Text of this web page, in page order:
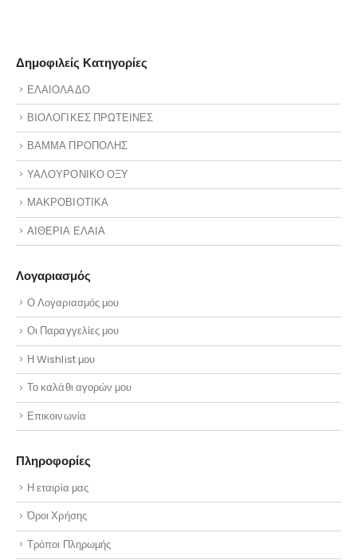
Δημοφιλείς Κατηγορίες
ΕΛΑΙΟΛΑΔΟ
ΒΙΟΛΟΓΙΚΕΣ ΠΡΩΤΕΙΝΕΣ
ΒΑΜΜΑ ΠΡΟΠΟΛΗΣ
ΥΑΛΟΥΡΟΝΙΚΟ ΟΞΥ
ΜΑΚΡΟΒΙΟΤΙΚΑ
ΑΙΘΕΡΙΑ ΕΛΑΙΑ
Λογαριασμός
Ο Λογαριασμός μου
Οι Παραγγελίες μου
Η Wishlist μου
Το καλάθι αγορών μου
Επικοινωνία
Πληροφορίες
Η εταιρία μας
Όροι Χρήσης
Τρόποι Πληρωμής